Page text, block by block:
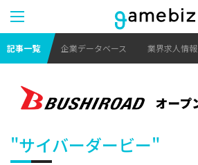
記事一覧 企業データベース 業界求人情報
"サイバーダービー"